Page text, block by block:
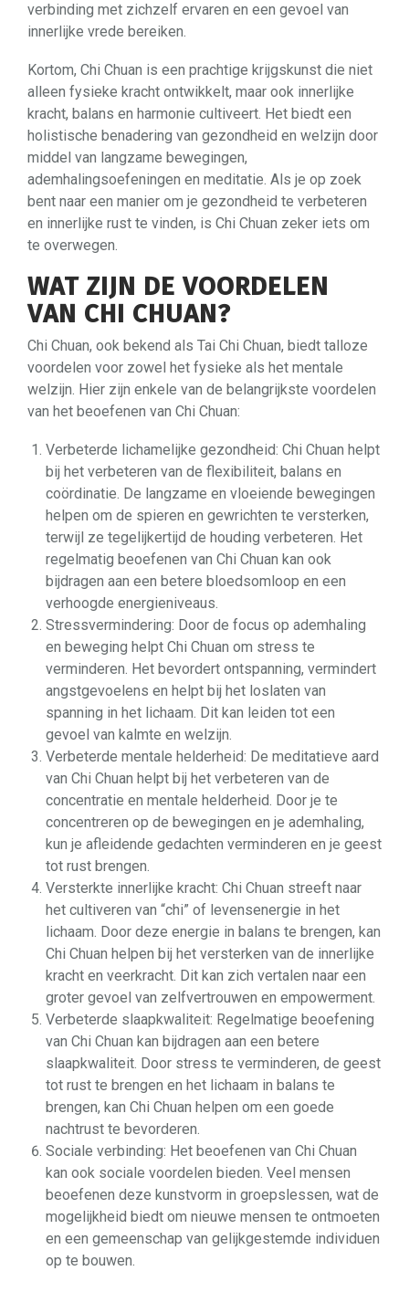
verbinding met zichzelf ervaren en een gevoel van
innerlijke vrede bereiken.
Kortom, Chi Chuan is een prachtige krijgskunst die niet
alleen fysieke kracht ontwikkelt, maar ook innerlijke
kracht, balans en harmonie cultiveert. Het biedt een
holistische benadering van gezondheid en welzijn door
middel van langzame bewegingen,
ademhalingsoefeningen en meditatie. Als je op zoek
bent naar een manier om je gezondheid te verbeteren
en innerlijke rust te vinden, is Chi Chuan zeker iets om
te overwegen.
WAT ZIJN DE VOORDELEN
VAN CHI CHUAN?
Chi Chuan, ook bekend als Tai Chi Chuan, biedt talloze
voordelen voor zowel het fysieke als het mentale
welzijn. Hier zijn enkele van de belangrijkste voordelen
van het beoefenen van Chi Chuan:
Verbeterde lichamelijke gezondheid: Chi Chuan helpt
bij het verbeteren van de flexibiliteit, balans en
coördinatie. De langzame en vloeiende bewegingen
helpen om de spieren en gewrichten te versterken,
terwijl ze tegelijkertijd de houding verbeteren. Het
regelmatig beoefenen van Chi Chuan kan ook
bijdragen aan een betere bloedsomloop en een
verhoogde energieniveaus.
Stressvermindering: Door de focus op ademhaling
en beweging helpt Chi Chuan om stress te
verminderen. Het bevordert ontspanning, vermindert
angstgevoelens en helpt bij het loslaten van
spanning in het lichaam. Dit kan leiden tot een
gevoel van kalmte en welzijn.
Verbeterde mentale helderheid: De meditatieve aard
van Chi Chuan helpt bij het verbeteren van de
concentratie en mentale helderheid. Door je te
concentreren op de bewegingen en je ademhaling,
kun je afleidende gedachten verminderen en je geest
tot rust brengen.
Versterkte innerlijke kracht: Chi Chuan streeft naar
het cultiveren van “chi” of levensenergie in het
lichaam. Door deze energie in balans te brengen, kan
Chi Chuan helpen bij het versterken van de innerlijke
kracht en veerkracht. Dit kan zich vertalen naar een
groter gevoel van zelfvertrouwen en empowerment.
Verbeterde slaapkwaliteit: Regelmatige beoefening
van Chi Chuan kan bijdragen aan een betere
slaapkwaliteit. Door stress te verminderen, de geest
tot rust te brengen en het lichaam in balans te
brengen, kan Chi Chuan helpen om een goede
nachtrust te bevorderen.
Sociale verbinding: Het beoefenen van Chi Chuan
kan ook sociale voordelen bieden. Veel mensen
beoefenen deze kunstvorm in groepslessen, wat de
mogelijkheid biedt om nieuwe mensen te ontmoeten
en een gemeenschap van gelijkgestemde individuen
op te bouwen.